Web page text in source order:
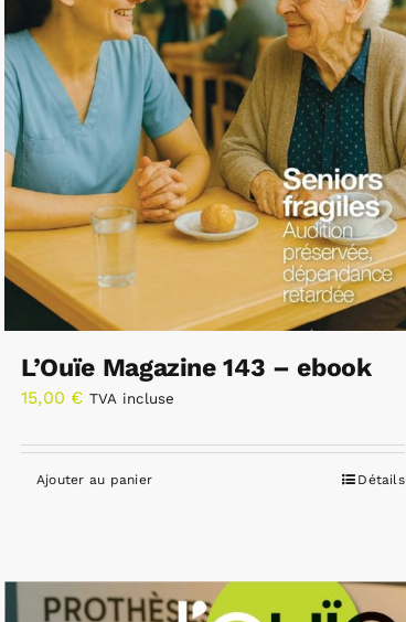
L’Ouïe Magazine 143 – ebook
15,00 € TVA incluse
Ajouter au panier Détails